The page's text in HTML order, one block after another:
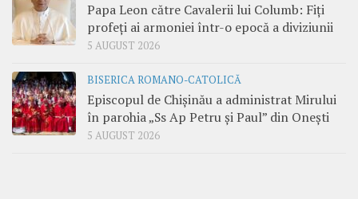
Papa Leon către Cavalerii lui Columb: Fiți
profeți ai armoniei într-o epocă a diviziunii
5 AUGUST 2026
BISERICA ROMANO-CATOLICĂ
Episcopul de Chișinău a administrat Mirului
în parohia „Ss Ap Petru și Paul” din Onești
5 AUGUST 2026